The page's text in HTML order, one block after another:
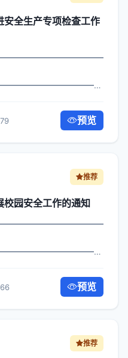
安全生产专项检查工作
习近平...
预览
推荐
校园安全工作的通知
记关于关...
预览
推荐